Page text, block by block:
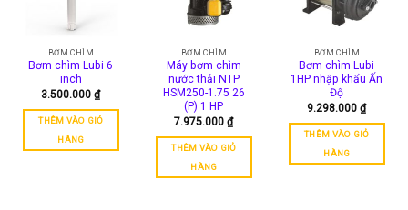
BƠM CHÌM
Bơm chìm Lubi 6
inch
3.500.000₫
THÊM VÀO GIỎ
HÀNG
BƠM CHÌM
Máy bơm chìm
nước thải NTP
HSM250-1.75 26
(P) 1 HP
7.975.000₫
THÊM VÀO GIỎ
HÀNG
BƠM CHÌM
Bơm chìm Lubi
1HP nhập khẩu Ấn
Độ
9.298.000₫
THÊM VÀO GIỎ
HÀNG